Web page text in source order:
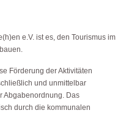
e.V. ist es, den Tourismus im
Förderung der Aktivitäten
und unmittelbar
Abgabenordnung. Das
durch die kommunalen